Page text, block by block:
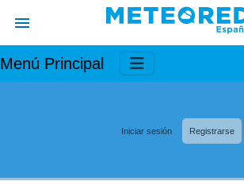
Menú Principal
Iniciar sesión Registrarse